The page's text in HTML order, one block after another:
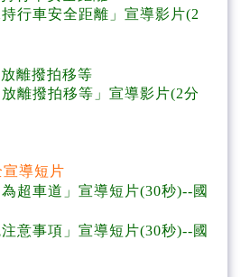
持行車安全距離」宣導影片(2
放離撥拍移等」宣導影片(2分
宣導短片
超車道」宣導短片(30秒)--國
意事項」宣導短片(30秒)--國